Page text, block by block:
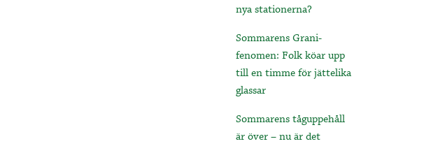
nya stationerna?
Sommarens Grani-
fenomen: Folk köar upp
till en timme för jättelika
glassar
Sommarens tåguppehåll
är över – nu är det